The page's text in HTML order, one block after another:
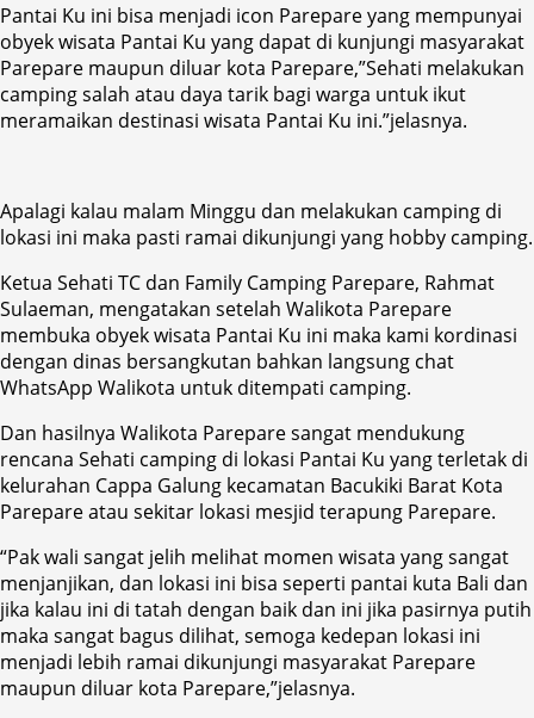
Pantai Ku ini bisa menjadi icon Parepare yang mempunyai
obyek wisata Pantai Ku yang dapat di kunjungi masyarakat
Parepare maupun diluar kota Parepare,”Sehati melakukan
camping salah atau daya tarik bagi warga untuk ikut
meramaikan destinasi wisata Pantai Ku ini.”jelasnya.
Apalagi kalau malam Minggu dan melakukan camping di
lokasi ini maka pasti ramai dikunjungi yang hobby camping.
Ketua Sehati TC dan Family Camping Parepare, Rahmat
Sulaeman, mengatakan setelah Walikota Parepare
membuka obyek wisata Pantai Ku ini maka kami kordinasi
dengan dinas bersangkutan bahkan langsung chat
WhatsApp Walikota untuk ditempati camping.
Dan hasilnya Walikota Parepare sangat mendukung
rencana Sehati camping di lokasi Pantai Ku yang terletak di
kelurahan Cappa Galung kecamatan Bacukiki Barat Kota
Parepare atau sekitar lokasi mesjid terapung Parepare.
“Pak wali sangat jelih melihat momen wisata yang sangat
menjanjikan, dan lokasi ini bisa seperti pantai kuta Bali dan
jika kalau ini di tatah dengan baik dan ini jika pasirnya putih
maka sangat bagus dilihat, semoga kedepan lokasi ini
menjadi lebih ramai dikunjungi masyarakat Parepare
maupun diluar kota Parepare,”jelasnya.